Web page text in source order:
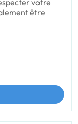
votre
être